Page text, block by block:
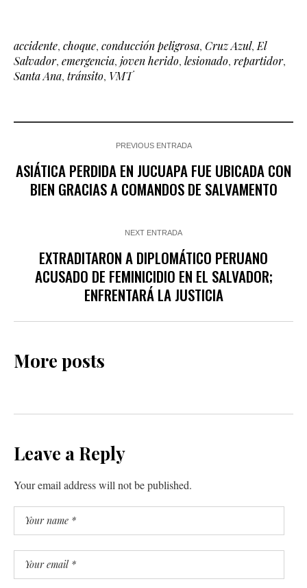
accidente, choque, conducción peligrosa, Cruz Azul, El
Salvador, emergencia, joven herido, lesionado, repartidor,
Santa Ana, tránsito, VMT
PREVIOUS ENTRADA
ASIÁTICA PERDIDA EN JUCUAPA FUE UBICADA CON
BIEN GRACIAS A COMANDOS DE SALVAMENTO
NEXT ENTRADA
EXTRADITARON A DIPLOMÁTICO PERUANO
ACUSADO DE FEMINICIDIO EN EL SALVADOR;
ENFRENTARÁ LA JUSTICIA
More posts
Leave a Reply
Your email address will not be published.